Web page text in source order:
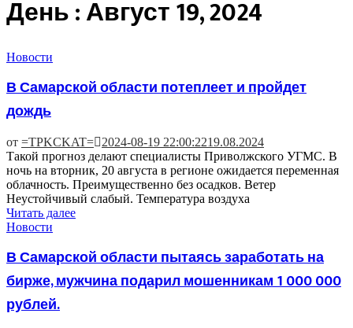
День : Август 19, 2024
Новости
В Самарской области потеплеет и пройдет
дождь
от =TPKCKAT= 2024-08-19 22:00:2219.08.2024
Такой прогноз делают специалисты Приволжского УГМС. В
ночь на вторник, 20 августа в регионе ожидается переменная
облачность. Преимущественно без осадков. Ветер
Неустойчивый слабый. Температура воздуха
Читать далее
Новости
В Самарской области пытаясь заработать на
бирже, мужчина подарил мошенникам 1 000 000
рублей.